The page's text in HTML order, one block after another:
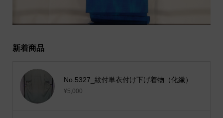
新着商品
No.5327_紋付単衣付け下げ着物（化繊）
¥5,000